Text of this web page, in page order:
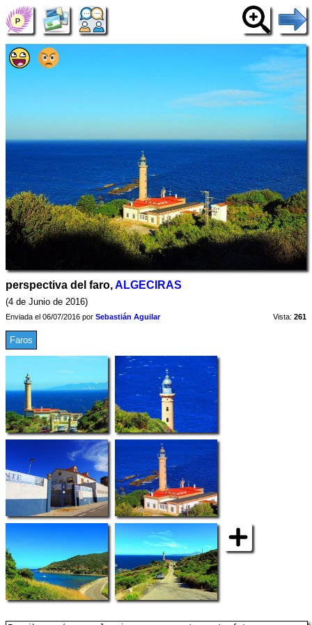
perspectiva del faro,ALGECIRAS
(4 de Junio de 2016)
Enviada el 06/07/2016 por Sebastián Aguilar Vista: 261
Faros